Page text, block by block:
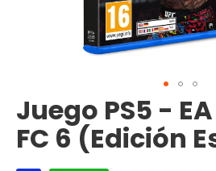
Saltar
al
comienzo
de
Juego PS5 - EA
FC 6 (Edición